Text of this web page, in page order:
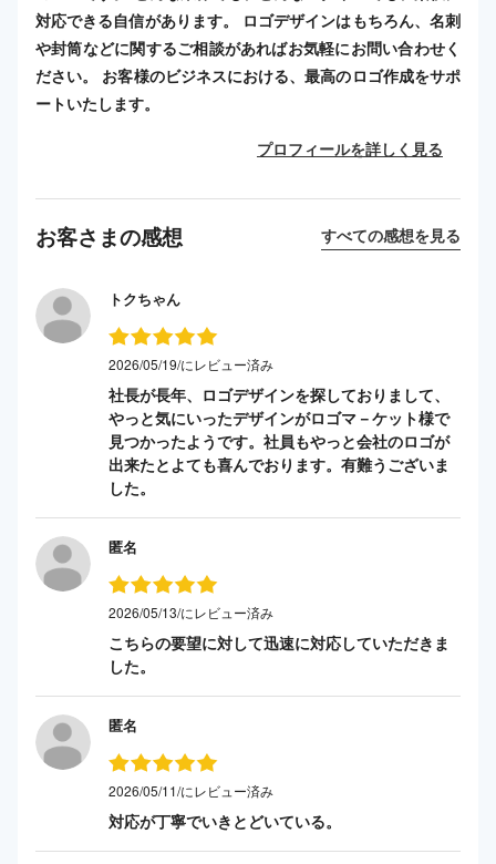
対応できる自信があります。 ロゴデザインはもちろん、名刺
や封筒などに関するご相談があればお気軽にお問い合わせく
ださい。 お客様のビジネスにおける、最高のロゴ作成をサポ
ートいたします。
プロフィールを詳しく見る
お客さまの感想 すべての感想を見る
トクちゃん
2026/05/19/にレビュー済み
社長が長年、ロゴデザインを探しておりまして、
やっと気にいったデザインがロゴマ－ケット様で
見つかったようです。社員もやっと会社のロゴが
出来たとよても喜んでおります。有難うございま
した。
匿名
2026/05/13/にレビュー済み
こちらの要望に対して迅速に対応していただきま
した。
匿名
2026/05/11/にレビュー済み
対応が丁寧でいきとどいている。